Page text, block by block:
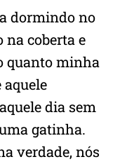
dormindo no
na coberta e
quanto minha
dia sem
gatinha.
verdade, nós